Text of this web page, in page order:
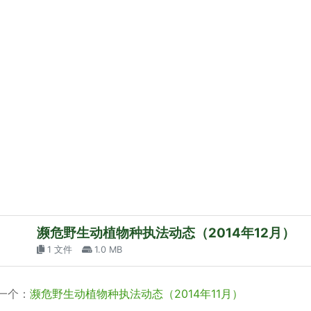
濒危野生动植物种执法动态（2014年12月）
1 文件 1.0 MB
个： 濒危野生动植物种执法动态（2014年11月）